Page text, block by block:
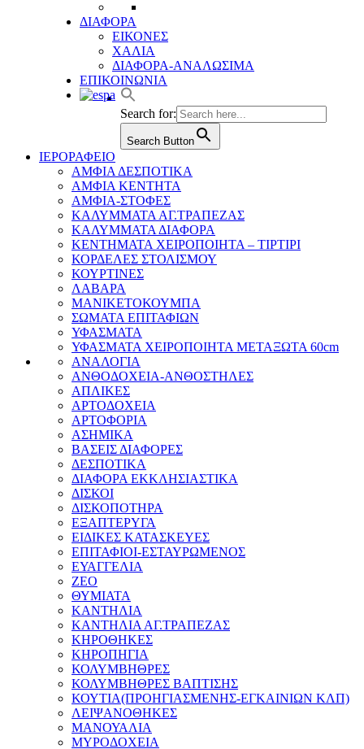
ΔΙΑΦΟΡΑ
ΕΙΚΟΝΕΣ
ΧΑΛΙΑ
ΔΙΑΦΟΡΑ-ΑΝΑΛΩΣΙΜΑ
ΕΠΙΚΟΙΝΩΝΙΑ
Search for:
Search Button
ΙΕΡΟΡΑΦΕΙΟ
ΑΜΦΙΑ ΔΕΣΠΟΤΙΚΑ
ΑΜΦΙΑ ΚΕΝΤΗΤΑ
ΑΜΦΙΑ-ΣΤΟΦΕΣ
ΚΑΛΥΜΜΑΤΑ ΑΓ.ΤΡΑΠΕΖΑΣ
ΚΑΛΥΜΜΑΤΑ ΔΙΑΦΟΡΑ
ΚΕΝΤΗΜΑΤΑ ΧΕΙΡΟΠΟΙΗΤΑ – ΤΙΡΤΙΡΙ
ΚΟΡΔΕΛΕΣ ΣΤΟΛΙΣΜΟΥ
ΚΟΥΡΤΙΝΕΣ
ΛΑΒΑΡΑ
ΜΑΝΙΚΕΤΟΚΟΥΜΠΑ
ΣΩΜΑΤΑ ΕΠΙΤΑΦΙΩΝ
ΥΦΑΣΜΑΤΑ
ΥΦΑΣΜΑΤΑ ΧΕΙΡΟΠΟΙΗΤΑ ΜΕΤΑΞΩΤΑ 60cm
ΑΝΑΛΟΓΙΑ
ΑΝΘΟΔΟΧΕΙΑ-ΑΝΘΟΣΤΗΛΕΣ
ΑΠΛΙΚΕΣ
ΑΡΤΟΔΟΧΕΙΑ
ΑΡΤΟΦΟΡΙΑ
ΑΣΗΜΙΚΑ
ΒΑΣΕΙΣ ΔΙΑΦΟΡΕΣ
ΔΕΣΠΟΤΙΚΑ
ΔΙΑΦΟΡΑ ΕΚΚΛΗΣΙΑΣΤΙΚΑ
ΔΙΣΚΟΙ
ΔΙΣΚΟΠΟΤΗΡΑ
ΕΞΑΠΤΕΡΥΓΑ
ΕΙΔΙΚΕΣ ΚΑΤΑΣΚΕΥΕΣ
ΕΠΙΤΑΦΙΟΙ-ΕΣΤΑΥΡΩΜΕΝΟΣ
ΕΥΑΓΓΕΛΙΑ
ΖΕΟ
ΘΥΜΙΑΤΑ
ΚΑΝΤΗΛΙΑ
ΚΑΝΤΗΛΙΑ ΑΓ.ΤΡΑΠΕΖΑΣ
ΚΗΡΟΘΗΚΕΣ
ΚΗΡΟΠΗΓΙΑ
ΚΟΛΥΜΒΗΘΡΕΣ
ΚΟΛΥΜΒΗΘΡΕΣ ΒΑΠΤΙΣΗΣ
ΚΟΥΤΙΑ(ΠΡΟΗΓΙΑΣΜΕΝΗΣ-ΕΓΚΑΙΝΙΩΝ ΚΛΠ)
ΛΕΙΨΑΝΟΘΗΚΕΣ
ΜΑΝΟΥΑΛΙΑ
ΜΥΡΟΔΟΧΕΙΑ